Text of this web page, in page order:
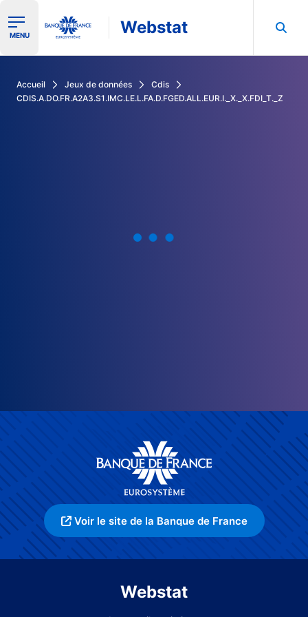
Ouvrir le menu de navigation
MENU Webstat
Accueil Jeux de données
Cdis
CDIS.A.DO.FR.A2A3.S1.IMC.LE.L.FA.D.FGED.ALL.EUR.I._X._X.FDI_T._Z
Voir le site de la Banque de France
Webstat